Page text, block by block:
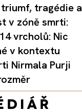
tragédie a
v zóně smrti:
vrcholů: Nic
v kontextu
Nirmala Purji